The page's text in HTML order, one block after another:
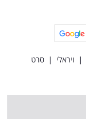
| ויראלי | סרט